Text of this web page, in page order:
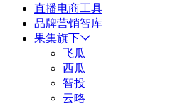
直播电商工具
品牌营销智库
果集旗下
飞瓜
西瓜
智投
云略